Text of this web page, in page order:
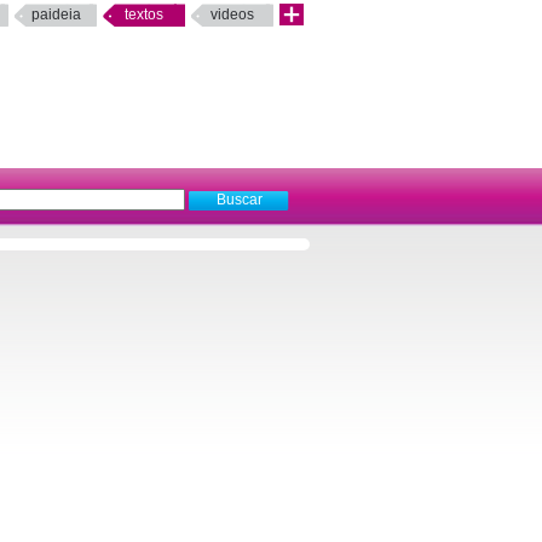
paideia textos videos